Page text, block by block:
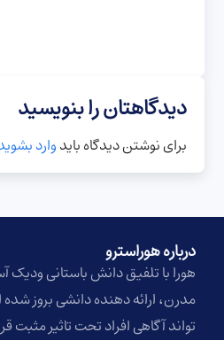
دیدگاهتان را بنویسید
برای نوشتن دیدگاه بایدوارد
درباره هوراسترو​
هورا با تلفیق دانش باستانی ودیک
مدرن، ارائه دهنده دانشی بروز
تواند آگاهی افراد تحت تاثیر مثبت